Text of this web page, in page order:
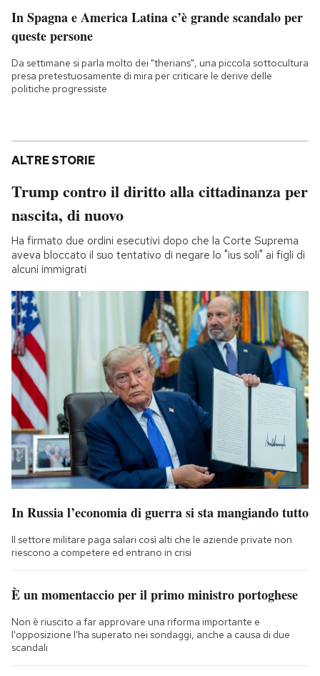
In Spagna e America Latina c’è grande scandalo per
queste persone
Da settimane si parla molto dei "therians", una piccola sottocultura
presa pretestuosamente di mira per criticare le derive delle
politiche progressiste
ALTRE STORIE
Trump contro il diritto alla cittadinanza per
nascita, di nuovo
Ha firmato due ordini esecutivi dopo che la Corte Suprema
aveva bloccato il suo tentativo di negare lo "ius soli" ai figli di
alcuni immigrati
In Russia l’economia di guerra si sta mangiando tutto
Il settore militare paga salari così alti che le aziende private non
riescono a competere ed entrano in crisi
È un momentaccio per il primo ministro portoghese
Non è riuscito a far approvare una riforma importante e
l'opposizione l'ha superato nei sondaggi, anche a causa di due
scandali